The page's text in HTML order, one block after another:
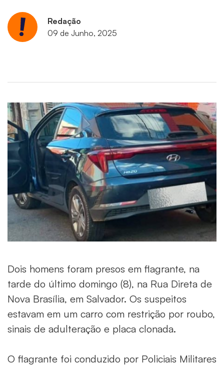
Redação
09 de Junho, 2025
Dois homens foram presos em flagrante, na
tarde do último domingo (8), na Rua Direta de
Nova Brasília, em Salvador. Os suspeitos
estavam em um carro com restrição por roubo,
sinais de adulteração e placa clonada.
O flagrante foi conduzido por Policiais Militares